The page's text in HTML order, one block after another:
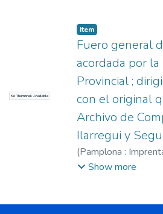
No Thumbnail Available
Item
Fuero general
acordada por
Provincial ;
con el original
Archivo de
Ilarregui y
(Pamplona :
Ilarregui, Pablo
Show more